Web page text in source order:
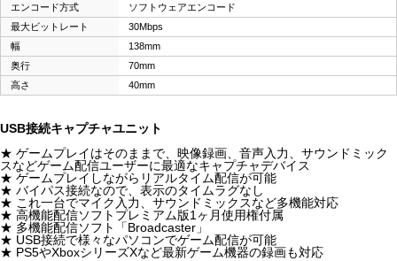
エンコード方式
ソフトウェアエンコード
最大ビットレート
30Mbps
幅
138mm
奥行
70mm
高さ
40mm
USB接続キャプチャユニット
★ ゲームプレイはそのままで、映像録画、音声入力、サウンドミック
スなどゲーム配信ユーザーに最適なキャプチャデバイス
★ ゲームプレイしながらリアルタイム配信が可能
★ バイパス接続なので、表示のタイムラグなし
★ これ一台でマイク入力、サウンドミックスなど多機能対応
★ 高機能配信ソフトプレミアム版1ヶ月使用権付属
★ 多機能配信ソフト「Broadcaster」
★ USB接続で様々なパソコンでゲーム配信が可能
★ PS5やXboxシリーズXなど最新ゲーム機器の録画も対応